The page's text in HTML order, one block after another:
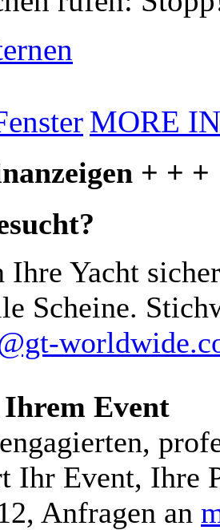
MORE
+ + +
Yacht
Scheine.
Event
Ihr Event, Ihre
Anfragen an